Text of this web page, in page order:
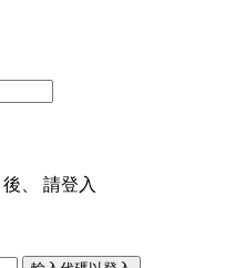
後、 請登入